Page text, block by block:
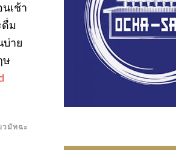
เช้า
ดื่ม
บ่าย
ษ
วมัทฉะ